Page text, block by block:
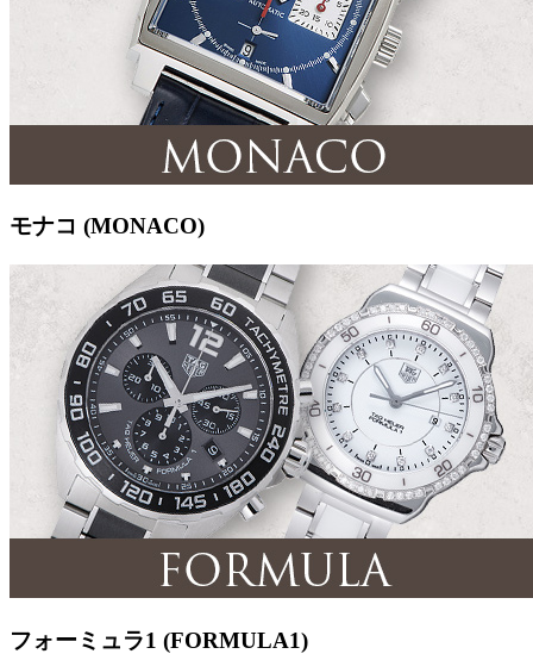
モナコ (MONACO)
フォーミュラ1 (FORMULA1)